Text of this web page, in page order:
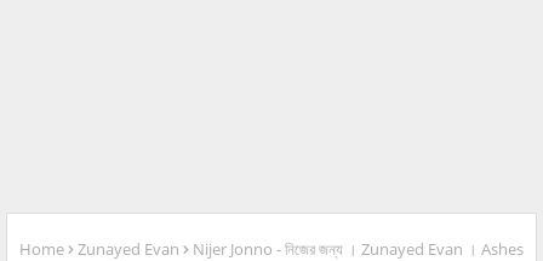
Home Zunayed Evan
Nijer Jonno - নিজের জন্য । Zunayed Evan । Ashes